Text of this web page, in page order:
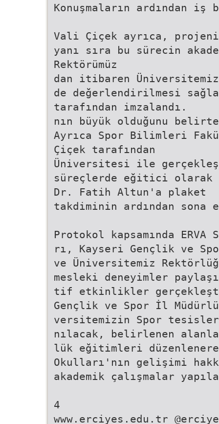
Konuşmaların ardından
Vali Çiçek ayrıca,
yanı sıra bu sürecin
Rektörümüz
dan itibaren
de değerlendirilmesi
tarafından imzalandı.
nın büyük olduğunu
Ayrıca Spor Bilimleri
Çiçek tarafından
Üniversitesi ile
süreçlerde eğitici olarak
Dr. Fatih Altun'a plaket
takdiminin ardından sona
Protokol kapsamında ERVA
rı, Kayseri Gençlik ve
ve Üniversitemiz
mesleki deneyimler
tif etkinlikler
Gençlik ve Spor İl
versitemizin Spor
nılacak, belirlenen
lük eğitimleri
Okulları'nın gelişimi
akademik çalışmalar
4
www.erciyes.edu.tr